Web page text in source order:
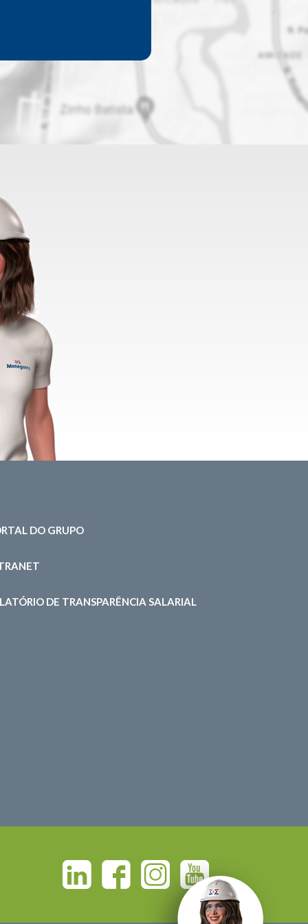
DO GRUPO
DE TRANSPARÊNCIA SALARIAL
Linkedin Facebook Instagram